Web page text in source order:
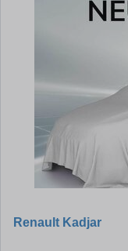
Renault Kadjar